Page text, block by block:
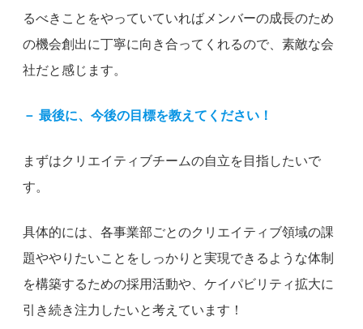
るべきことをやっていていればメンバーの成長のため
の機会創出に丁寧に向き合ってくれるので、素敵な会
社だと感じます。
－ 最後に、今後の目標を教えてください！
まずはクリエイティブチームの自立を目指したいで
す。
具体的には、各事業部ごとのクリエイティブ領域の課
題ややりたいことをしっかりと実現できるような体制
を構築するための採用活動や、ケイパビリティ拡大に
引き続き注力したいと考えています！